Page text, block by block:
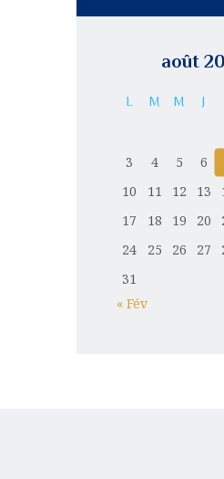
août
L M M J
3
4 5 6
10
11 12 13
17
18 19 20
24
25 26 27
31
« Fév